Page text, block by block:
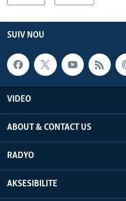
SUIV NOU
VIDEO
ABOUT & CONTACT US
RADYO
AKSESIBILITE